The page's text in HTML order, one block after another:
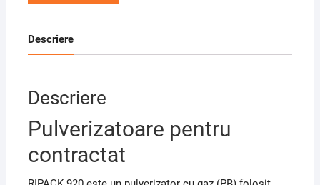
Descriere
Descriere
Pulverizatoare pentru
contractat